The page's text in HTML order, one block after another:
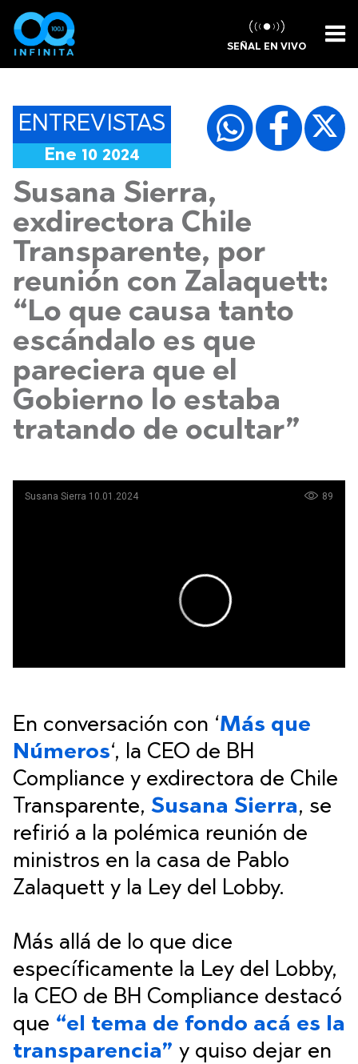
SEÑAL EN VIVO
ENTREVISTAS
Ene 10 2024
Susana Sierra,
exdirectora Chile
Transparente, por
reunión con Zalaquett:
“Lo que causa tanto
escándalo es que
pareciera que el
Gobierno lo estaba
tratando de ocultar”
En conversación con ‘Más que
Números‘, la CEO de BH
Compliance y exdirectora de Chile
Transparente, Susana Sierra, se
refirió a la polémica reunión de
ministros en la casa de Pablo
Zalaquett y la Ley del Lobby.
Más allá de lo que dice
específicamente la Ley del Lobby,
la CEO de BH Compliance destacó
que “el tema de fondo acá es la
transparencia” y quiso dejar en